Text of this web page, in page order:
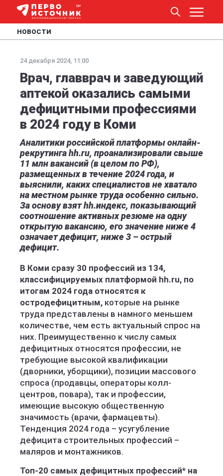
НОВОСТИ
24 декабря 2024, 11:00
Врач, главврач и заведующий
аптекой оказались самыми
дефицитными профессиями
в 2024 году в Коми
Аналитики российской платформы онлайн-
рекрутинга hh.ru, проанализировали свыше
11 млн вакансий (в целом по РФ),
размещенных в течение 2024 года, и
выяснили, каких специалистов не хватало
на местном рынке труда особенно сильно.
За основу взят hh.индекс, показывающий
соотношение активных резюме на одну
открытую вакансию, его значение ниже 4
означает дефицит, ниже 3 – острый
дефицит.
В Коми сразу 30 профессий из 134,
классифицируемых платформой hh.ru, по
итогам 2024 года относятся к
остродефицитным, которые на рынке
труда представлены в намного меньшем
количестве, чем есть актуальный спрос на
них. Преимущественно к числу самых
дефицитных относятся профессии, не
требующие высокой квалификации
(дворники, уборщики), позиции массового
спроса (продавцы, операторы колл-
центров, повара), так и профессии,
имеющие высокую общественную
значимость (врачи, фармацевты).
Тенденция 2024 года – усугубление
дефицита строительных профессий –
маляров и монтажников.
Топ-20 самых дефицитных профессий* на